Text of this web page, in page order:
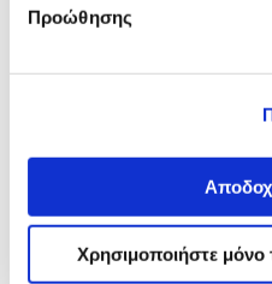
Προώθησης
Χρησιμοποιήστε μόνο
Samsung Monitor 32"